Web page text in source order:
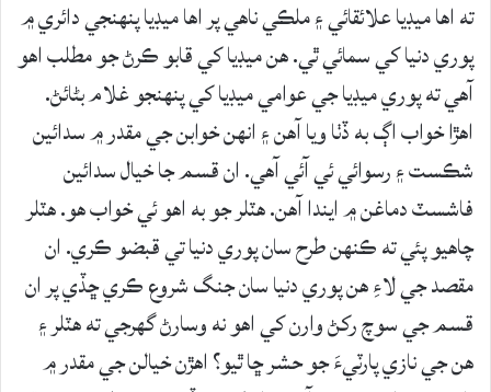
ته اها ميڊيا علائقائي ۽ ملڪي ناهي پر اها ميڊيا پنهنجي دائري ۾
پوري دنيا کي سمائي ٿي. هن ميڊيا کي قابو ڪرڻ جو مطلب اهو
آهي ته پوري ميڊيا جي عوامي ميڊيا کي پنهنجو غلام بڻائڻ.
اهڙا خواب اڳ به ڏٺا ويا آهن ۽ انهن خوابن جي مقدر ۾ سدائين
شڪست ۽ رسوائي ئي آئي آهي. ان قسم جا خيال سدائين
فاشسٽ دماغن ۾ ايندا آهن. هٽلر جو به اهو ئي خواب هو. هٽلر
چاهيو پئي ته ڪنهن طرح سان پوري دنيا تي قبضو ڪري. ان
مقصد جي لاءِ هن پوري دنيا سان جنگ شروع ڪري ڇڏي پر ان
قسم جي سوچ رکڻ وارن کي اهو نه وسارڻ گهرجي ته هٽلر ۽
هن جي نازي پارٽيءَ جو حشر ڇا ٿيو؟ اهڙن خيالن جي مقدر ۾